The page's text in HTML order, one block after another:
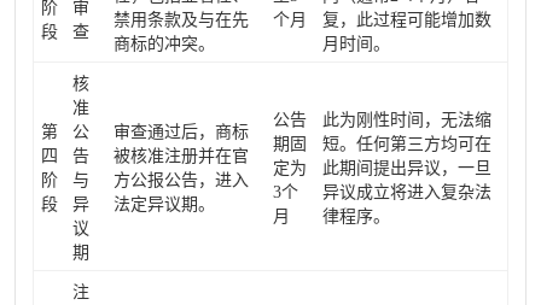
阶
段
审
查
禁用条款及与在先
商标的冲突。
个月
复，此过程可能增加数
月时间。
第
四
阶
段
核
准
公
告
与
异
议
期
审查通过后，商标
被核准注册并在官
方公报公告，进入
法定异议期。
公告
期固
定为
3个
月
此为刚性时间，无法缩
短。任何第三方均可在
此期间提出异议，一旦
异议成立将进入复杂法
律程序。
注